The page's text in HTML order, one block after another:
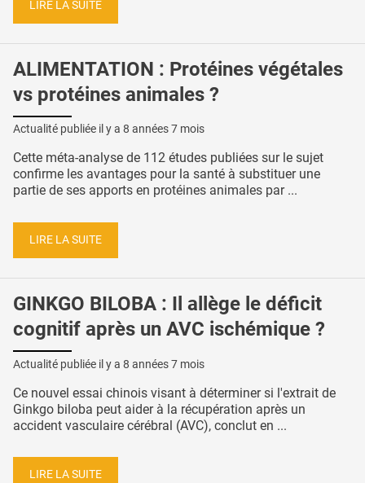
LIRE LA SUITE
ALIMENTATION : Protéines végétales
vs protéines animales ?
Actualité publiée il y a 8 années 7 mois
Cette méta-analyse de 112 études publiées sur le sujet
confirme les avantages pour la santé à substituer une
partie de ses apports en protéines animales par ...
LIRE LA SUITE
GINKGO BILOBA : Il allège le déficit
cognitif après un AVC ischémique ?
Actualité publiée il y a 8 années 7 mois
Ce nouvel essai chinois visant à déterminer si l'extrait de
Ginkgo biloba peut aider à la récupération après un
accident vasculaire cérébral (AVC), conclut en ...
LIRE LA SUITE